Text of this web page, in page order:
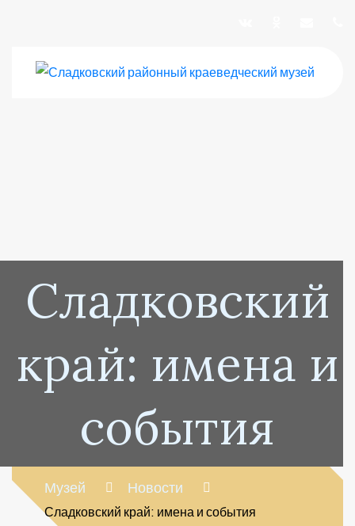
Сладковский
край: имена и
события
Музей Новости
Сладковский край: имена и события